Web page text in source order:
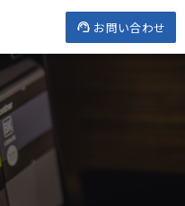
お問い合わせ